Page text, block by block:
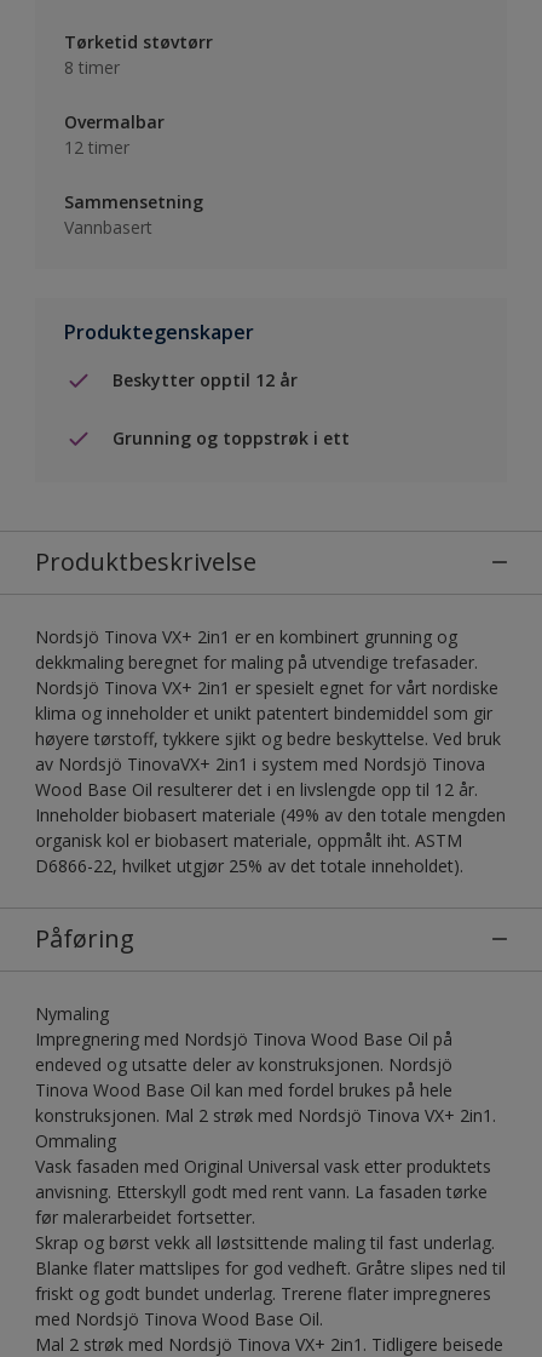
Tørketid støvtørr
8 timer
Overmalbar
12 timer
Sammensetning
Vannbasert
Produktegenskaper
Beskytter opptil 12 år
Grunning og toppstrøk i ett
Produktbeskrivelse
Nordsjö Tinova VX+ 2in1 er en kombinert grunning og
dekkmaling beregnet for maling på utvendige trefasader.
Nordsjö Tinova VX+ 2in1 er spesielt egnet for vårt nordiske
klima og inneholder et unikt patentert bindemiddel som gir
høyere tørstoff, tykkere sjikt og bedre beskyttelse. Ved bruk
av Nordsjö TinovaVX+ 2in1 i system med Nordsjö Tinova
Wood Base Oil resulterer det i en livslengde opp til 12 år.
Inneholder biobasert materiale (49% av den totale mengden
organisk kol er biobasert materiale, oppmålt iht. ASTM
D6866-22, hvilket utgjør 25% av det totale inneholdet).
Påføring
Nymaling
Impregnering med Nordsjö Tinova Wood Base Oil på
endeved og utsatte deler av konstruksjonen. Nordsjö
Tinova Wood Base Oil kan med fordel brukes på hele
konstruksjonen. Mal 2 strøk med Nordsjö Tinova VX+ 2in1.
Ommaling
Vask fasaden med Original Universal vask etter produktets
anvisning. Etterskyll godt med rent vann. La fasaden tørke
før malerarbeidet fortsetter.
Skrap og børst vekk all løstsittende maling til fast underlag.
Blanke flater mattslipes for god vedheft. Gråtre slipes ned til
friskt og godt bundet underlag. Trerene flater impregneres
med Nordsjö Tinova Wood Base Oil.
Mal 2 strøk med Nordsjö Tinova VX+ 2in1. Tidligere beisede